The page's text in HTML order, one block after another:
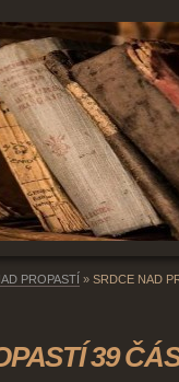
PROPASTÍ » SRDCE NAD
39